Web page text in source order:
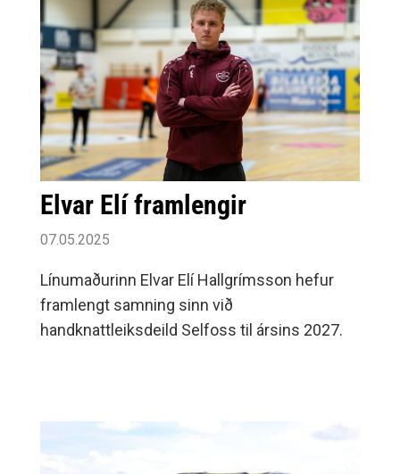
Elvar Elí framlengir
07.05.2025
Línumaðurinn Elvar Elí Hallgrímsson hefur
framlengt samning sinn við
handknattleiksdeild Selfoss til ársins 2027.